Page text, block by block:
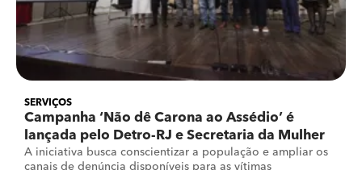
SERVIÇOS
Campanha ‘Não dê Carona ao Assédio’ é
lançada pelo Detro-RJ e Secretaria da Mulher
A iniciativa busca conscientizar a população e ampliar os
canais de denúncia disponíveis para as vítimas